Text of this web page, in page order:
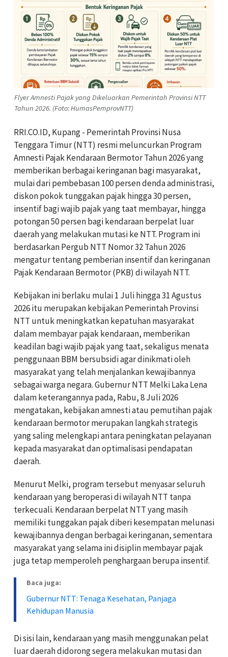
Flyer Amnesti Pajak yang Dikeluarkan Pemerintah Provinsi NTT
Tahun 2026. (Foto: HumasPemprovNTT)
RRI.CO.ID, Kupang - Pemerintah Provinsi Nusa
Tenggara Timur (NTT) resmi meluncurkan Program
Amnesti Pajak Kendaraan Bermotor Tahun 2026 yang
memberikan berbagai keringanan bagi masyarakat,
mulai dari pembebasan 100 persen denda administrasi,
diskon pokok tunggakan pajak hingga 30 persen,
insentif bagi wajib pajak yang taat membayar, hingga
potongan 50 persen bagi kendaraan berpelat luar
daerah yang melakukan mutasi ke NTT. Program ini
berdasarkan Pergub NTT Nomor 32 Tahun 2026
mengatur tentang pemberian insentif dan keringanan
Pajak Kendaraan Bermotor (PKB) di wilayah NTT.
Kebijakan ini berlaku mulai 1 Juli hingga 31 Agustus
2026 itu merupakan kebijakan Pemerintah Provinsi
NTT untuk meningkatkan kepatuhan masyarakat
dalam membayar pajak kendaraan, memberikan
keadilan bagi wajib pajak yang taat, sekaligus menata
penggunaan BBM bersubsidi agar dinikmati oleh
masyarakat yang telah menjalankan kewajibannya
sebagai warga negara. Gubernur NTT Melki Laka Lena
dalam keterangannya pada, Rabu, 8 Juli 2026
mengatakan, kebijakan amnesti atau pemutihan pajak
kendaraan bermotor merupakan langkah strategis
yang saling melengkapi antara peningkatan pelayanan
kepada masyarakat dan optimalisasi pendapatan
daerah.
Menurut Melki, program tersebut menyasar seluruh
kendaraan yang beroperasi di wilayah NTT tanpa
terkecuali. Kendaraan berpelat NTT yang masih
memiliki tunggakan pajak diberi kesempatan melunasi
kewajibannya dengan berbagai keringanan, sementara
masyarakat yang selama ini disiplin membayar pajak
juga tetap memperoleh penghargaan berupa insentif.
Baca juga:
Gubernur NTT: Tenaga Kesehatan, Panjaga
Kehidupan Manusia
Di sisi lain, kendaraan yang masih menggunakan pelat
luar daerah didorong segera melakukan mutasi dan